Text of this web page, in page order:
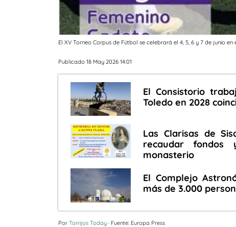
El XV Torneo Corpus de Fútbol se celebrará el 4, 5, 6 y 7 de junio
Publicado 18 May 2026 14:01
El Consistorio
Toledo en 2028
Las Clarisas de
recaudar
monasterio
El Complejo
más de 3.000
Por Torrijos Today · Fuente: Europa Press